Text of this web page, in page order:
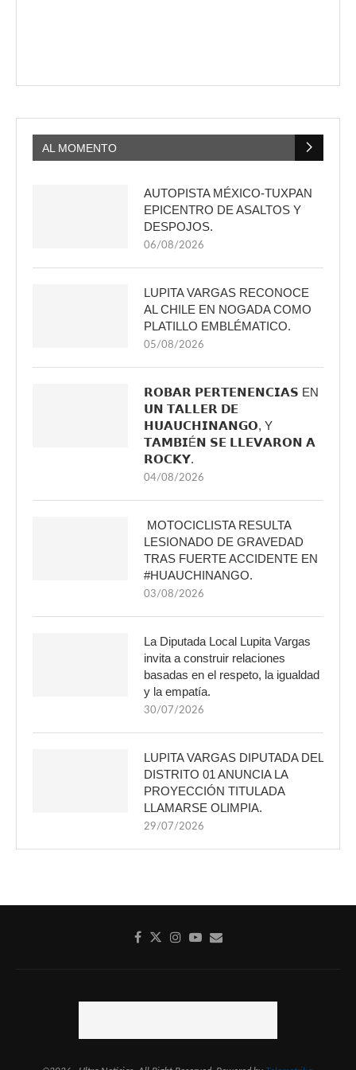
AL MOMENTO
AUTOPISTA MÉXICO-TUXPAN
EPICENTRO DE ASALTOS Y
DESPOJOS.
06/08/2026
LUPITA VARGAS RECONOCE
AL CHILE EN NOGADA COMO
PLATILLO EMBLÉMATICO.
05/08/2026
𝗥𝗢𝗕𝗔𝗥 𝗣𝗘𝗥𝗧𝗘𝗡𝗘𝗡𝗖𝗜𝗔𝗦 EN
𝗨𝗡 𝗧𝗔𝗟𝗟𝗘𝗥 𝗗𝗘
𝗛𝗨𝗔𝗨𝗖𝗛𝗜𝗡𝗔𝗡𝗚𝗢, Y
𝗧𝗔𝗠𝗕𝗜É𝗡 𝗦𝗘 𝗟𝗟𝗘𝗩𝗔𝗥𝗢𝗡 𝗔
𝗥𝗢𝗖𝗞𝗬.
04/08/2026
MOTOCICLISTA RESULTA
LESIONADO DE GRAVEDAD
TRAS FUERTE ACCIDENTE EN
#HUAUCHINANGO.
03/08/2026
La Diputada Local Lupita Vargas
invita a construir relaciones
basadas en el respeto, la igualdad
y la empatía.
30/07/2026
LUPITA VARGAS DIPUTADA DEL
DISTRITO 01 ANUNCIA LA
PROYECCIÓN TITULADA
LLAMARSE OLIMPIA.
29/07/2026